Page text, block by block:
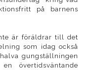
på barnens
är föräldrar till det
som idag också
gungställningen
övertidsväntande